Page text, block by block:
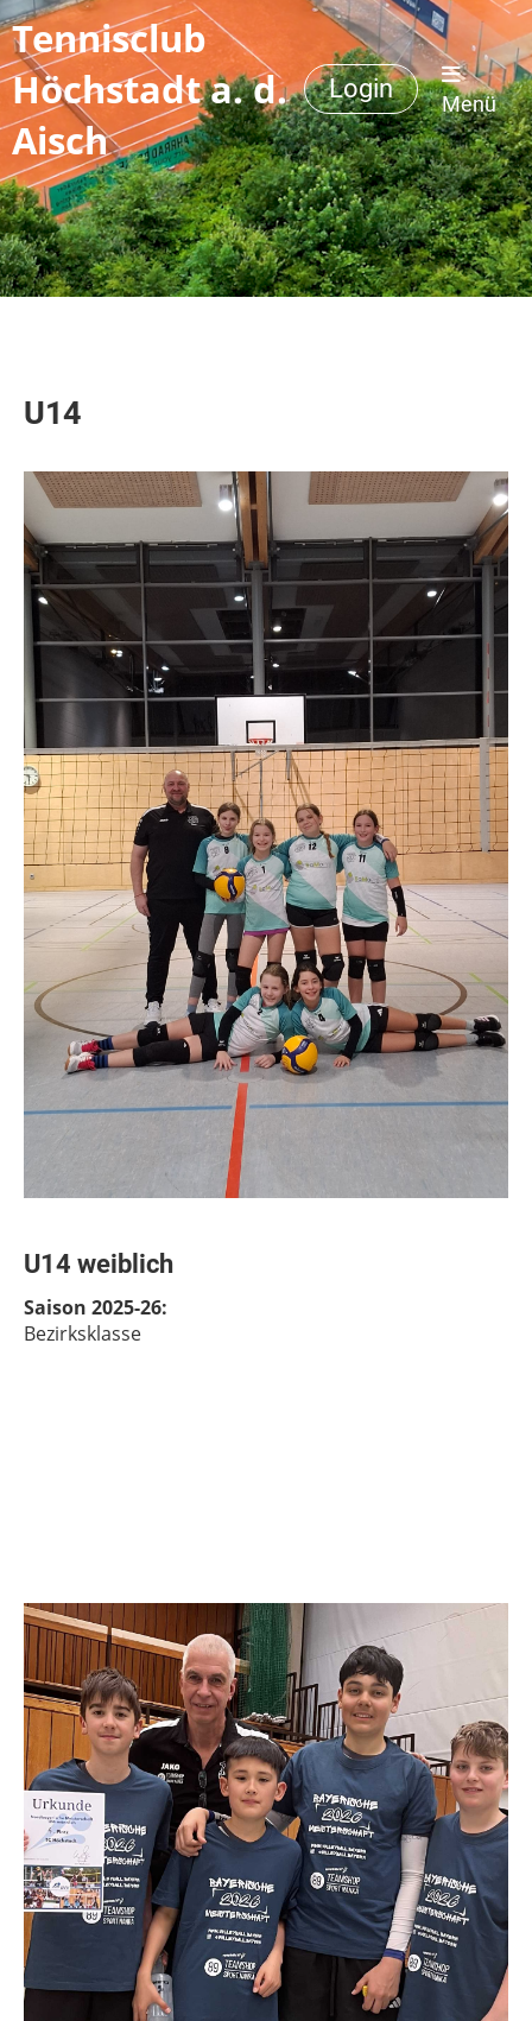
Tennisclub
Höchstadt a. d.
Aisch
Login
Menü
U14
U14 weiblich
Saison 2025-26:
Bezirksklasse